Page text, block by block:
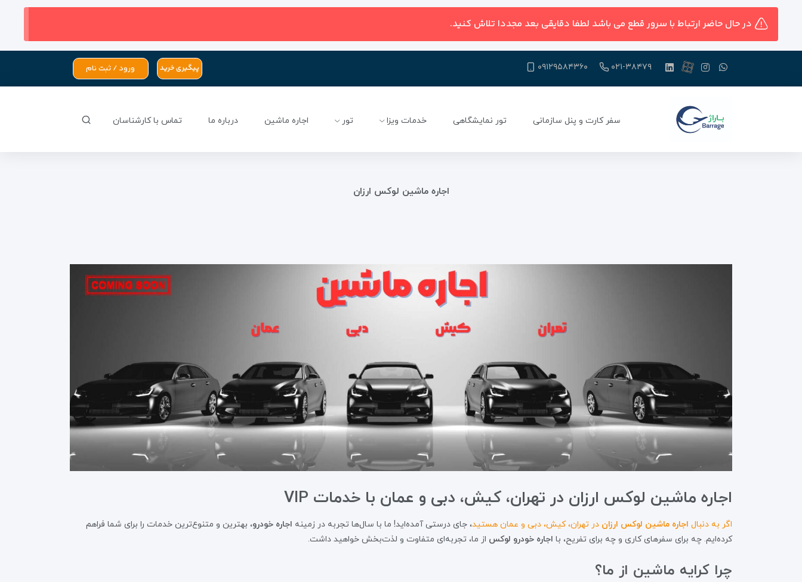
در حال حاضر ارتباط با سرور قطع می باشد لطفا دقایقی بعد مجددا تلاش کنید.
۰۲۱-۳۸۴۷۹ ۰۹۱۲۹۵۸۴۳۶۰ پیگیری خرید ورود / ثبت نام
سفر کارت و پنل سازمانی تور نمایشگاهی خدمات ویزا تور اجاره ماشین درباره ما تماس با کارشناسان
اجاره ماشین لوکس ارزان
اجاره ماشین لوکس ارزان در تهران، کیش، دبی و عمان با خدمات VIP
اگر به دنبال اجاره ماشین لوکس ارزان در تهران، کیش، دبی و عمان هستید، جای درستی آمده‌اید! ما با سال‌ها تجربه در زمینه اجاره خودرو، بهترین و متنوع‌ترین خدمات را برای شما فراهم
کرده‌ایم. چه برای سفرهای کاری و چه برای تفریح، با اجاره خودرو لوکس از ما، تجربه‌ای متفاوت و لذت‌بخش خواهید داشت.
چرا کرایه ماشین از ما؟